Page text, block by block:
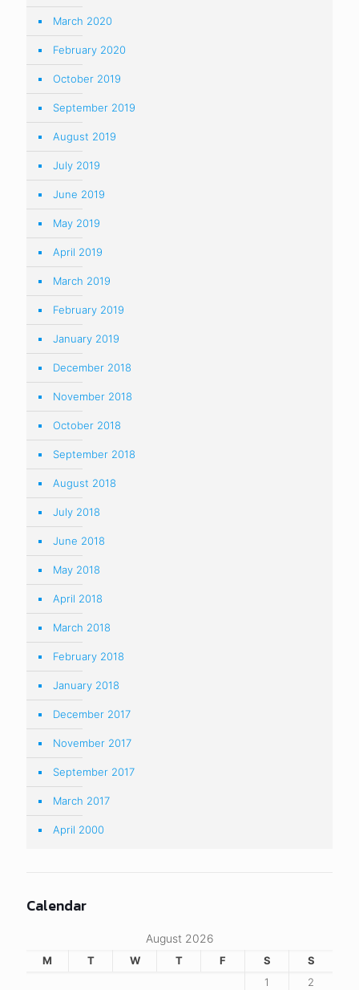
March 2020
February 2020
October 2019
September 2019
August 2019
July 2019
June 2019
May 2019
April 2019
March 2019
February 2019
January 2019
December 2018
November 2018
October 2018
September 2018
August 2018
July 2018
June 2018
May 2018
April 2018
March 2018
February 2018
January 2018
December 2017
November 2017
September 2017
March 2017
April 2000
Calendar
August 2026
M T W T F S
S
1
2